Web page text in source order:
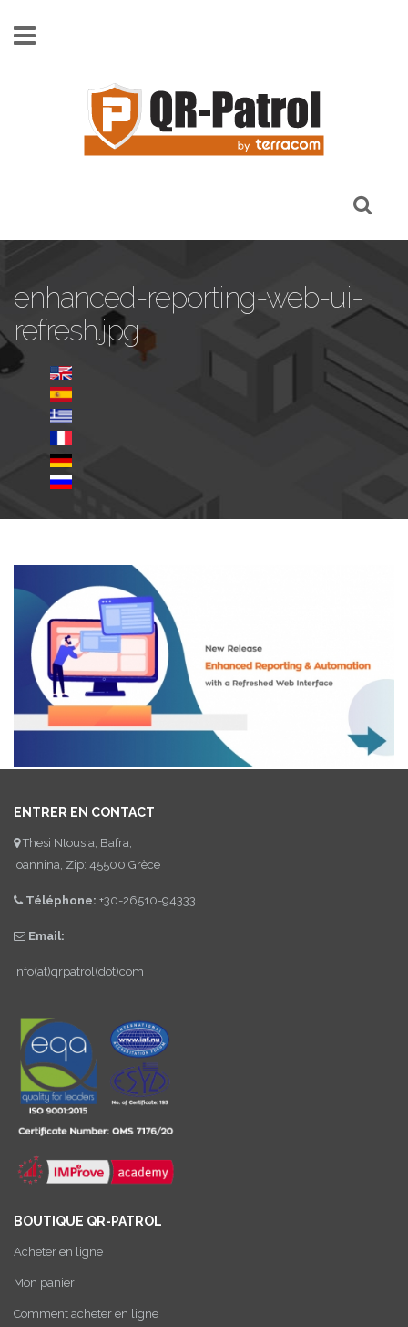
enhanced-reporting-web-ui-
refresh.jpg
ENTRER EN CONTACT
Thesi Ntousia, Bafra,
Ioannina, Zip: 45500 Grèce
Téléphone: +30-26510-94333
Email:
info(at)qrpatrol(dot)com
BOUTIQUE QR-PATROL
Acheter en ligne
Mon panier
Comment acheter en ligne